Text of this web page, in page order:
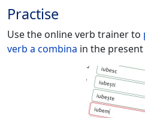
Practise
Use the online verb trainer to
verb a combina in the